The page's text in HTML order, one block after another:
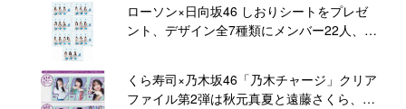
ローソン×日向坂46 しおりシートをプレゼ
ント、デザイン全7種類にメンバー22人、
くら寿司×乃木坂46「乃木チャージ」クリア
ファイル第2弾は秋元真夏と遠藤さくら、齋